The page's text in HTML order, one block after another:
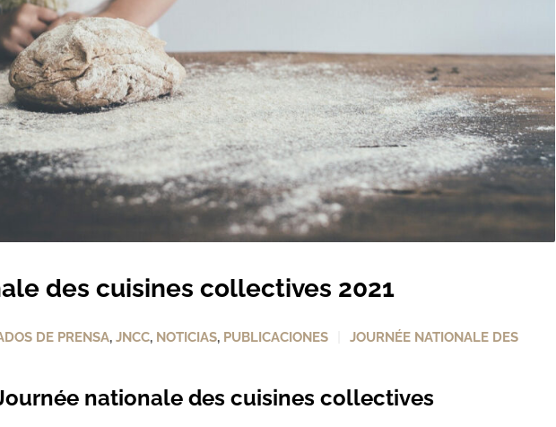
des cuisines collectives 2021
DE PRENSA, JNCC, NOTICIAS, PUBLICACIONES
JOURNÉE NATIONALE DES
nationale des cuisines collectives